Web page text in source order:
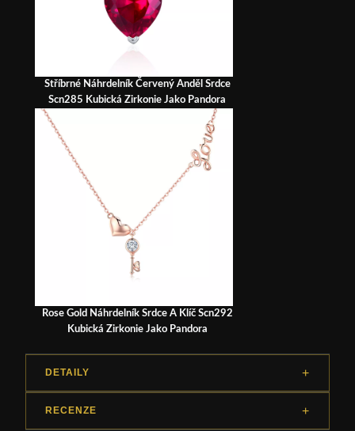
Stříbrné Náhrdelník Červený Anděl Srdce
Scn285 Kubická Zirkonie Jako Pandora
Rose Gold Náhrdelník Srdce A Klíč Scn292
Kubická Zirkonie Jako Pandora
DETAILY
RECENZE